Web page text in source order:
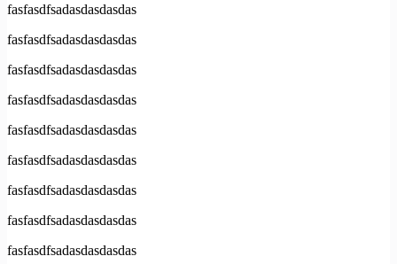
fasfasdfsadasdasdasdas
fasfasdfsadasdasdasdas
fasfasdfsadasdasdasdas
fasfasdfsadasdasdasdas
fasfasdfsadasdasdasdas
fasfasdfsadasdasdasdas
fasfasdfsadasdasdasdas
fasfasdfsadasdasdasdas
fasfasdfsadasdasdasdas